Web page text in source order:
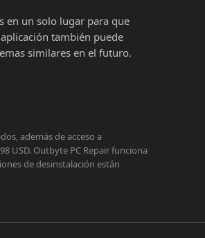
en un solo lugar para que
también puede
similares en el futuro.
además de acceso a
USD. Outbyte PC Repair funciona
de desinstalación están